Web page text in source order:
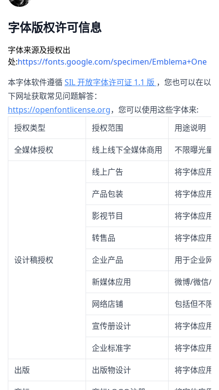
字体版权许可信息
字体来源及授权出
处:https://fonts.google.com/specimen/Emblema+One
本字体软件遵循SIL 开放字体许可证 1.1 版 ，您也可以在以
下网址获取常见问题解答：
https://openfontlicense.org，您可以使用这些字体来:
授权类型
授权范围 用途说明
全媒体授权 线上线下全媒体商用 不限曝光量
设计稿授权
线上广告 将字体应用
产品包装 将字体应用
影视节目 将字体应用
转售品 将字体应用
企业产品 用于企业网
新媒体应用 微博/微信/
网络店铺 包括但不限
宣传册设计 将字体应用
企业标准字 将字体应用
出版 出版物设计 将字体应用